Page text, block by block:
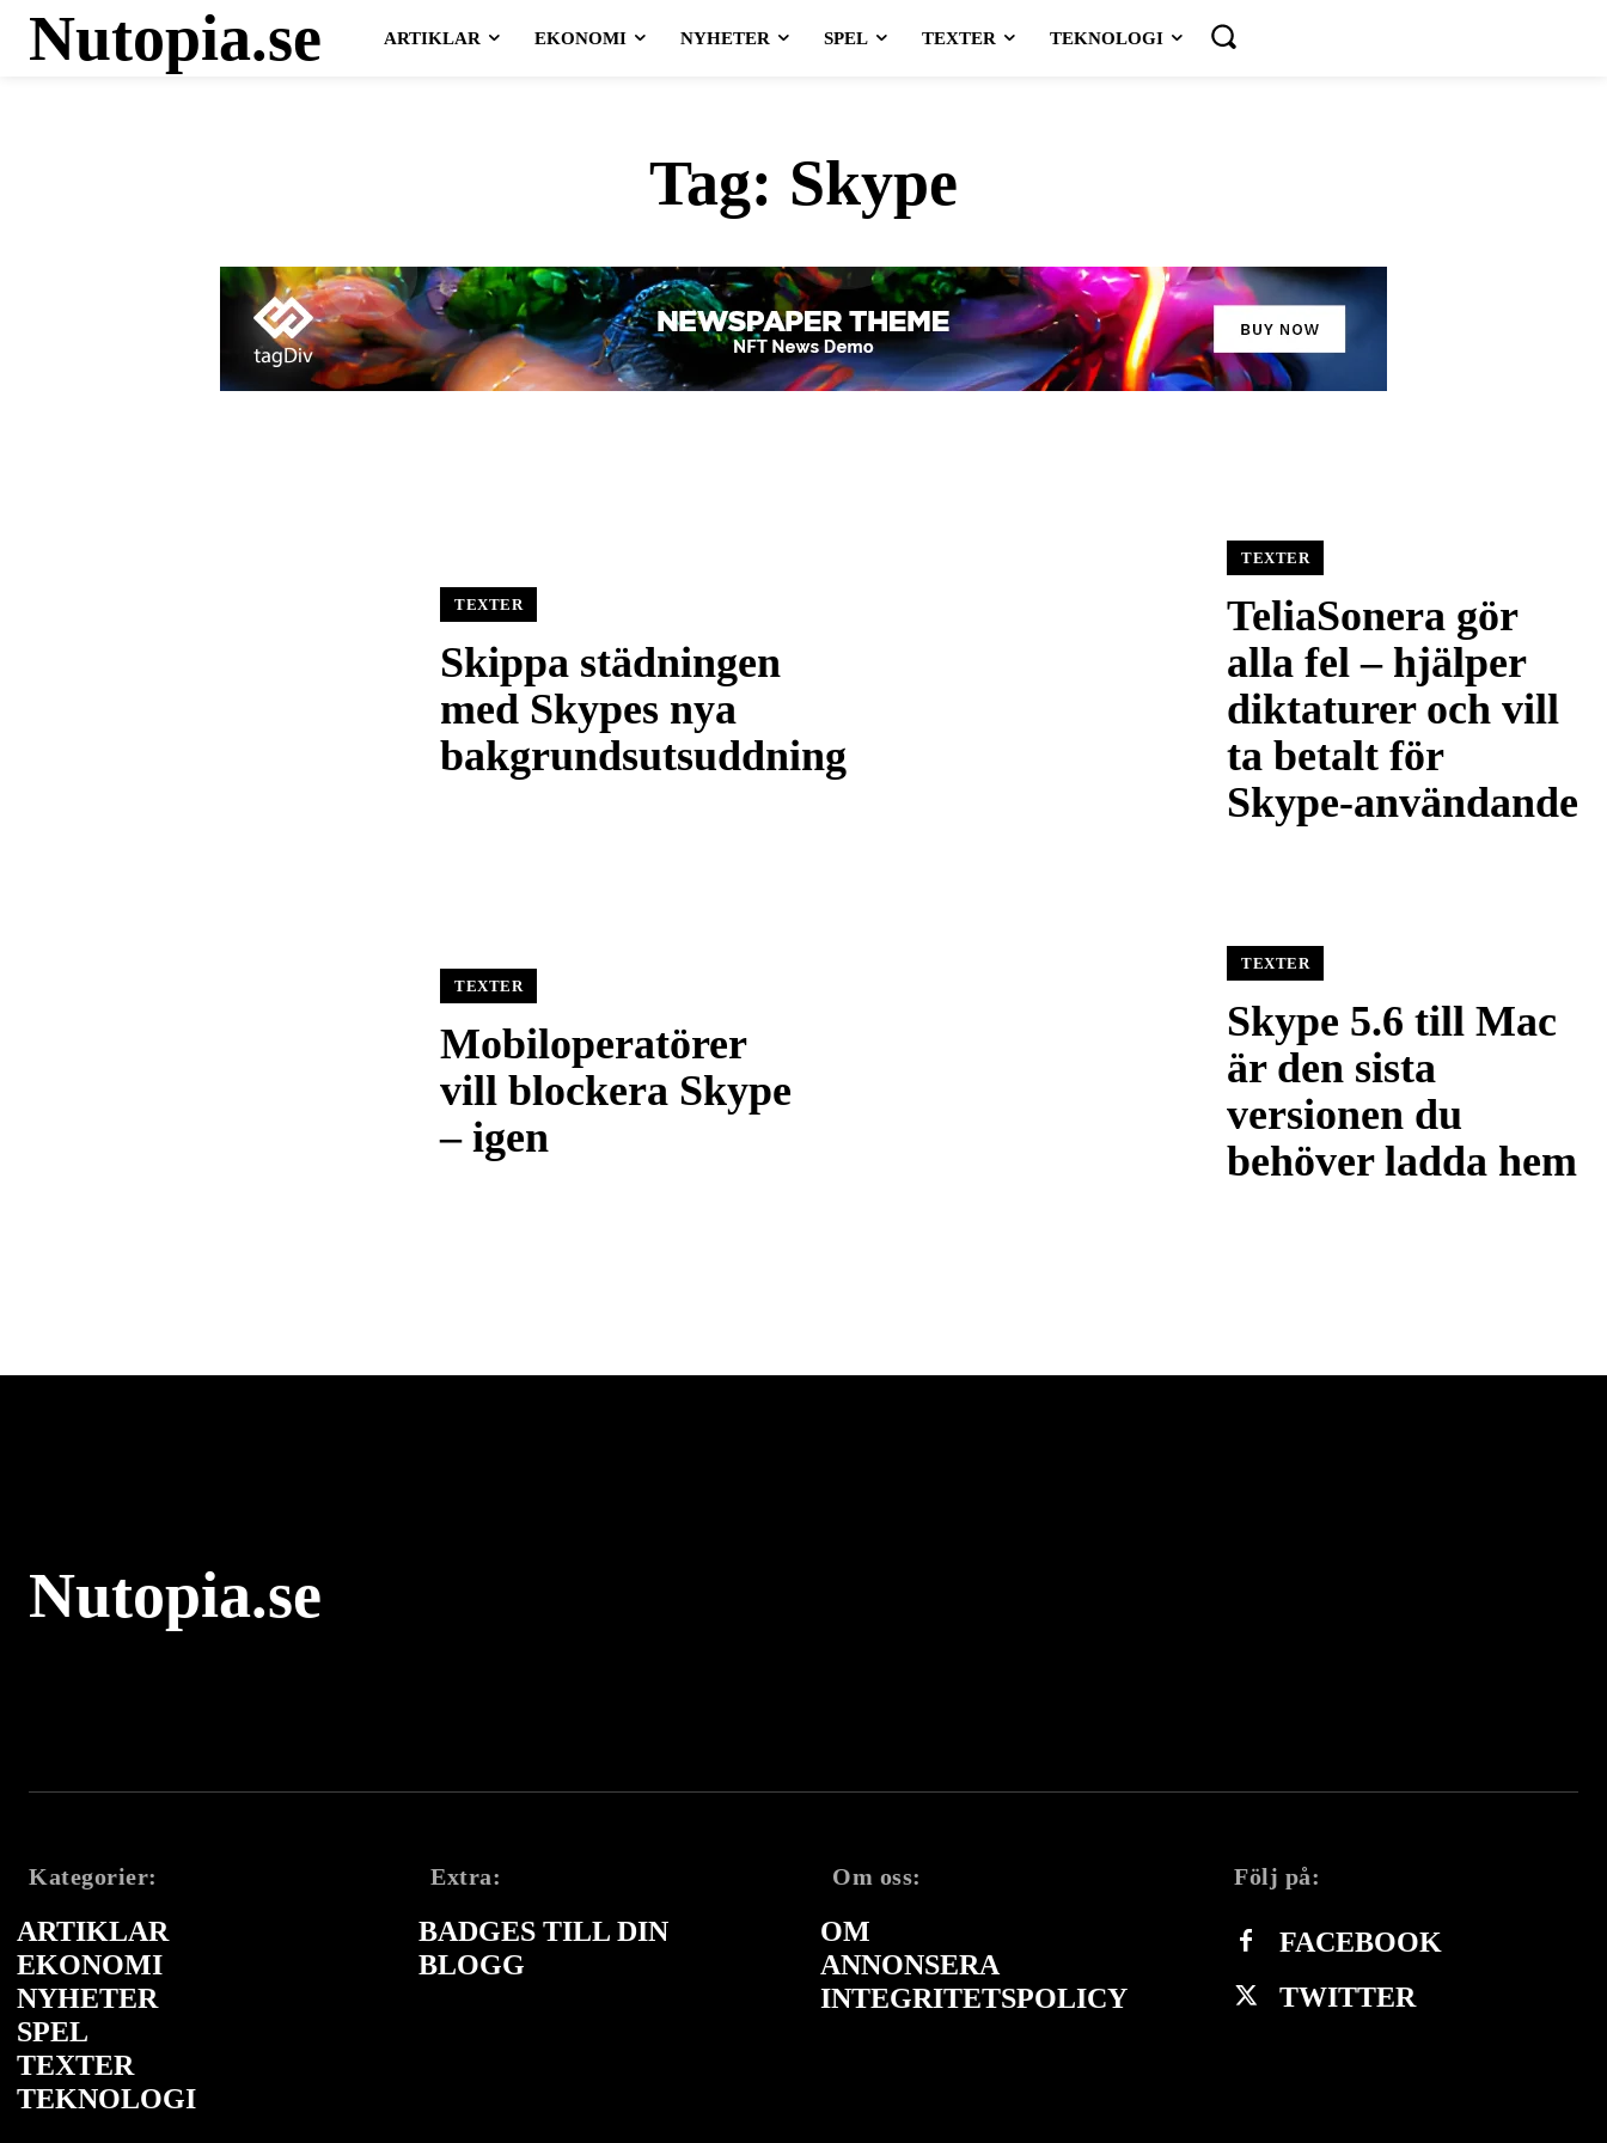
Nutopia.se ARTIKLAR EKONOMI NYHETER SPEL TEXTER TEKNOLOGI
Tag: Skype
TEXTER
Skippa städningen
med Skypes nya
bakgrundsutsuddning
TEXTER
TeliaSonera gör
alla fel – hjälper
diktaturer och vill
ta betalt för
Skype-användande
TEXTER
Mobiloperatörer
vill blockera Skype
– igen
TEXTER
Skype 5.6 till Mac
är den sista
versionen du
behöver ladda hem
Nutopia.se
Kategorier:
ARTIKLAR
EKONOMI
NYHETER
SPEL
TEXTER
TEKNOLOGI
Extra:
BADGES TILL DIN
BLOGG
Om oss:
OM
ANNONSERA
INTEGRITETSPOLICY
Följ på:
FACEBOOK
TWITTER